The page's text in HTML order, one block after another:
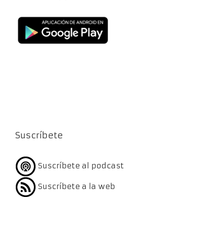
Suscríbete
Suscríbete al podcast
Suscríbete a la web